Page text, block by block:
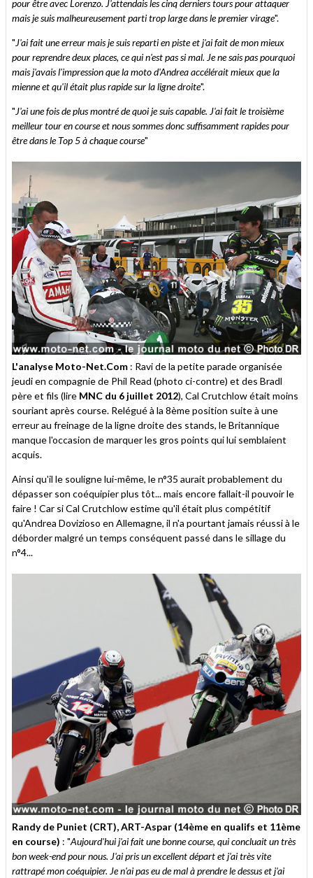
pour être avec Lorenzo. J'attendais les cinq derniers tours pour attaquer
mais je suis malheureusement parti trop large dans le premier virage".
"J'ai fait une erreur mais je suis reparti en piste et j'ai fait de mon mieux
pour reprendre deux places, ce qui n'est pas si mal. Je ne sais pas pourquoi
mais j'avais l'impression que la moto d'Andrea accélérait mieux que la
mienne et qu'il était plus rapide sur la ligne droite".
"J'ai une fois de plus montré de quoi je suis capable. J'ai fait le troisième
meilleur tour en course et nous sommes donc suffisamment rapides pour
être dans le Top 5 à chaque course"
L'analyse Moto-Net.Com : Ravi de la petite parade organisée
jeudi en compagnie de Phil Read (photo ci-contre) et des Bradl
père et fils (lire MNC du 6 juillet 2012), Cal Crutchlow était moins
souriant après course. Relégué à la 8ème position suite à une
erreur au freinage de la ligne droite des stands, le Britannique
manque l'occasion de marquer les gros points qui lui semblaient
acquis.
Ainsi qu'il le souligne lui-même, le n°35 aurait probablement du
dépasser son coéquipier plus tôt... mais encore fallait-il pouvoir le
faire ! Car si Cal Crutchlow estime qu'il était plus compétitif
qu'Andrea Dovizioso en Allemagne, il n'a pourtant jamais réussi à le
déborder malgré un temps conséquent passé dans le sillage du
n°4...
Randy de Puniet (CRT), ART-Aspar (14ème en qualifs et 11ème
en course) : "Aujourd'hui j'ai fait une bonne course, qui concluait un très
bon week-end pour nous. J'ai pris un excellent départ et j'ai très vite
rattrapé mon coéquipier. Je n'ai pas eu de mal à prendre le dessus et j'ai